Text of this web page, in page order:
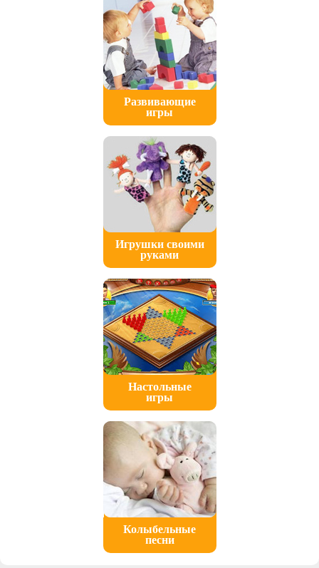
Развивающие
игры
Игрушки своими
руками
Настольные
игры
Колыбельные
песни